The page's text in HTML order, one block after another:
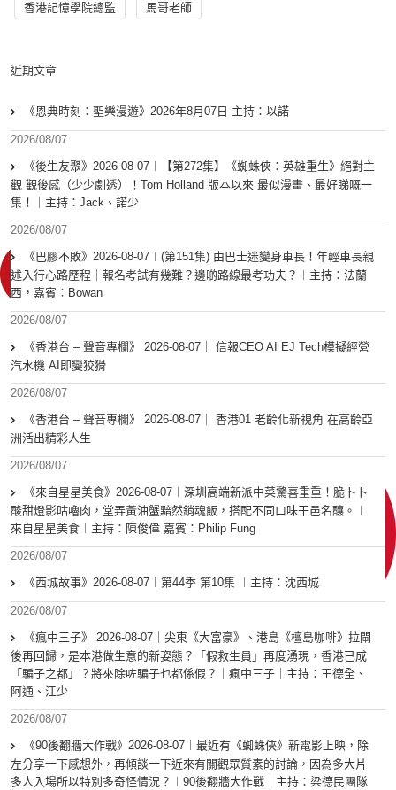
香港記憶學院總監 馬哥老師
近期文章
《恩典時刻：聖樂漫遊》2026年8月07日 主持：以諾
2026/08/07
《後生友聚》2026-08-07︱【第272集】《蜘蛛俠：英雄重生》絕對主
觀 觀後感（少少劇透）！Tom Holland 版本以來 最似漫畫、最好睇嘅一
集！｜主持：Jack、諾少
2026/08/07
《巴膠不敗》2026-08-07︱(第151集) 由巴士迷變身車長！年輕車長親
述入行心路歷程｜報名考試有幾難？邊啲路線最考功夫？︱主持：法蘭
西，嘉賓︰Bowan
2026/08/07
《香港台 – 聲音專欄》 2026-08-07｜ 信報CEO AI EJ Tech模擬經營
汽水機 AI即變狡猾
2026/08/07
《香港台 – 聲音專欄》 2026-08-07｜ 香港01 老齡化新視角 在高齡亞
洲活出精彩人生
2026/08/07
《來自星星美食》2026-08-07︱深圳高端新派中菜驚喜重重！脆卜卜
酸甜燈影咕嚕肉，堂弄黃油蟹黯然銷魂飯，搭配不同口味干邑名釀。︱
來自星星美食︱主持：陳俊偉 嘉賓：Philip Fung
2026/08/07
《西城故事》2026-08-07︱第44季 第10集 ︱主持：沈西城
2026/08/07
《瘋中三子》 2026-08-07｜尖東《大富豪》、港島《檀島咖啡》拉閘
後再回歸，是本港做生意的新姿態？「假救生員」再度湧現，香港已成
「騙子之都」？將來除咗騙子乜都係假？｜瘋中三子｜主持：王德全、
阿通、江少
2026/08/07
《90後翻牆大作戰》2026-08-07︱最近有《蜘蛛俠》新電影上映，除
左分享一下感想外，再傾談一下近來有關觀眾質素的討論，因為多大片
多人入場所以特別多奇怪情況？︱90後翻牆大作戰︱主持：梁德民團隊